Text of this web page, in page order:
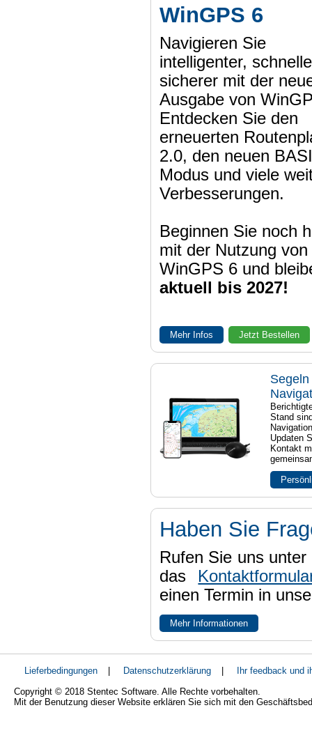
WinGPS 6
Navigieren Sie
intelligenter,
sicherer mit der
Ausgabe von
Entdecken Sie den
erneuerten
2.0, den neuen
Modus und viele
Verbesserungen.
Beginnen Sie noch
mit der Nutzung von
WinGPS 6 und
aktuell bis 2027!
Mehr Infos Jetzt Bestellen
Stand
Updaten
Kontakt
Haben Sie
Rufen Sie uns
das
einen Termin in
Mehr Informationen
Lieferbedingungen | Datenschutzerklärung |
Ihr feedback und
Copyright © 2018 Stentec Software. Alle Rechte vorbehalten.
Mit der Benutzung dieser Website erklären Sie sich mit den